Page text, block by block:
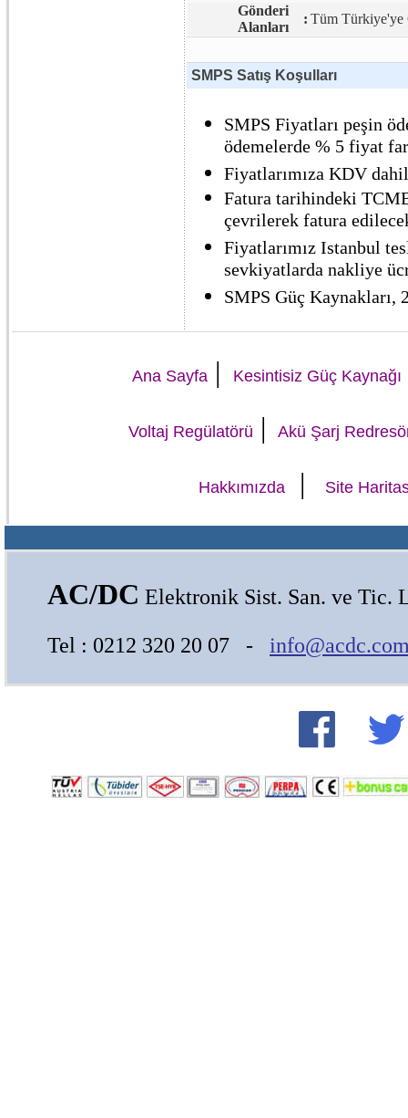
Gönderi
Alanları
: Tüm Türkiye'ye
SMPS Satış Koşulları
SMPS Fiyatları peşin
ödemelerde % 5 fiyat
Fiyatlarımıza KDV
Fatura tarihindeki
çevrilerek fatura
Fiyatlarımız Istanbul
sevkiyatlarda nakliye
SMPS Güç
Ana Sayfa| Kesintisiz Güç Kaynağı
Voltaj Regülatörü | Akü Şarj
Hakkımızda| Site
AC/DC Elektronik Sist. San. ve Tic.
Tel : 0212 320 20 07 -